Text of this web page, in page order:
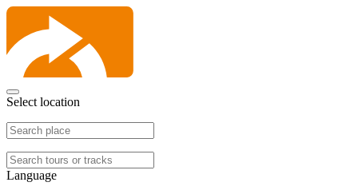
Select location
Language